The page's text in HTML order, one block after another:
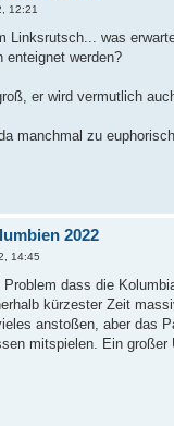
12:21
Linksrutsch... was
enteignet werden?
er wird vermutlich
manchmal zu euphorisch
2022
14:45
dass die
kürzester Zeit
anstoßen, aber das
mitspielen. Ein